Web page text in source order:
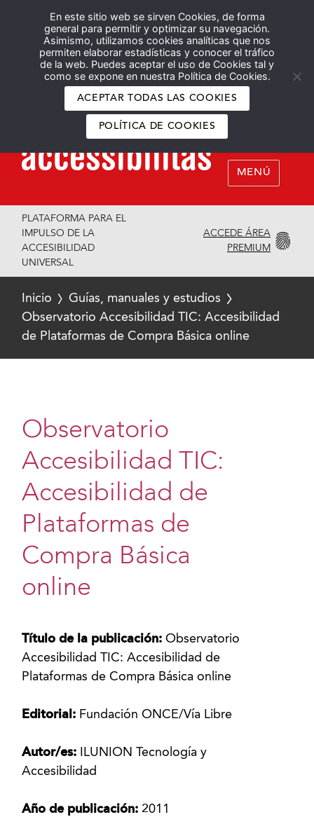
En este sitio web se sirven Cookies, de forma
general para permitir y optimizar su navegación.
Asimismo, utilizamos cookies analíticas que nos
permiten elaborar estadísticas y conocer el tráfico
de la web. Puedes aceptar el uso de Cookies tal y
como se expone en nuestra Política de Cookies.
ACEPTAR TODAS LAS COOKIES
POLÍTICA DE COOKIES
Español English
MENÚ
PLATAFORMA PARA EL
IMPULSO DE LA
ACCESIBILIDAD
UNIVERSAL
ACCEDE ÁREA
PREMIUM
Inicio
Guías, manuales y estudios
Observatorio Accesibilidad TIC: Accesibilidad
de Plataformas de Compra Básica online
Observatorio
Accesibilidad TIC:
Accesibilidad de
Plataformas de
Compra Básica
online
Título de la publicación:Observatorio
Accesibilidad TIC: Accesibilidad de
Plataformas de Compra Básica online
Editorial: Fundación ONCE/Vía Libre
Autor/es:
ILUNION Tecnología y
Accesibilidad
Año de publicación: 2011